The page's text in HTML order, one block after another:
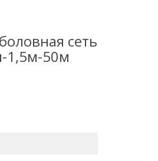
сеть
1,5м-50м